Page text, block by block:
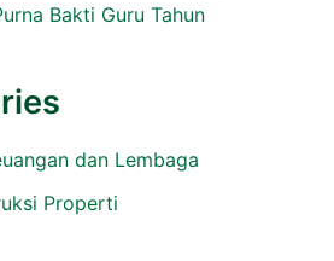
Bakti Guru Tahun
dan Lembaga
Properti